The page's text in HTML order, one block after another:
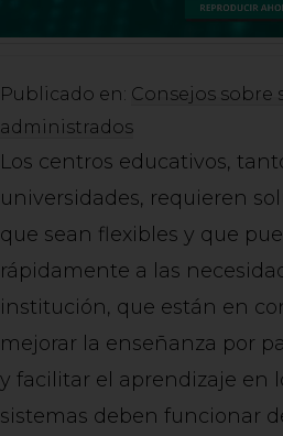
Publicado en: Consejos sobre
administrados
Los centros educativos,
universidades, requieren
que sean flexibles y que
rápidamente a las
institución, que están en
mejorar la enseñanza por
y facilitar el aprendizaje en
sistemas deben funcionar